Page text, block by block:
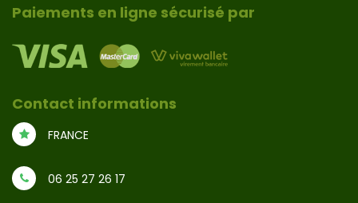
Paiements en ligne sécurisé par
Contact informations
FRANCE
06 25 27 26 17